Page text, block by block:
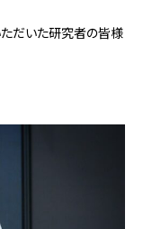
だいた研究者の皆様